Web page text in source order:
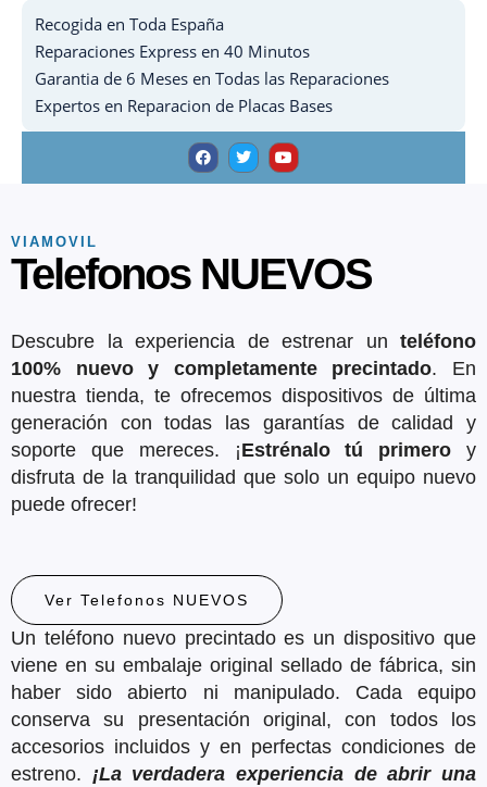
cantidad
Recogida en Toda España
Reparaciones Express en 40 Minutos
Garantia de 6 Meses en Todas las Reparaciones
Expertos en Reparacion de Placas Bases
F
a
c
e
T
w
i
t
Y
o
u
t
VIAMOVIL
Telefonos NUEVOS
Descubre la experiencia de estrenar un teléfono
100% nuevo y completamente precintado. En
nuestra tienda, te ofrecemos dispositivos de última
generación con todas las garantías de calidad y
soporte que mereces. ¡Estrénalo tú primero y
disfruta de la tranquilidad que solo un equipo nuevo
puede ofrecer!
Ver Telefonos NUEVOS
Un teléfono nuevo precintado es un dispositivo que
viene en su embalaje original sellado de fábrica, sin
haber sido abierto ni manipulado. Cada equipo
conserva su presentación original, con todos los
accesorios incluidos y en perfectas condiciones de
estreno. ¡La verdadera experiencia de abrir una